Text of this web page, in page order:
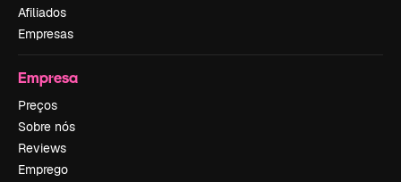
Afiliados
Empresas
Empresa
Preços
Sobre nós
Reviews
Emprego